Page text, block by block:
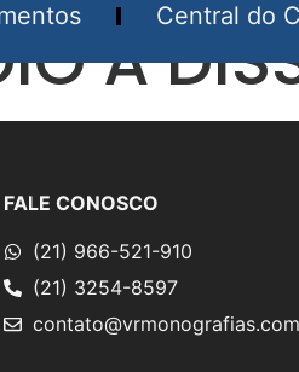
Central do
À
FALE CONOSCO
(21) 966-521-910
(21) 3254-8597